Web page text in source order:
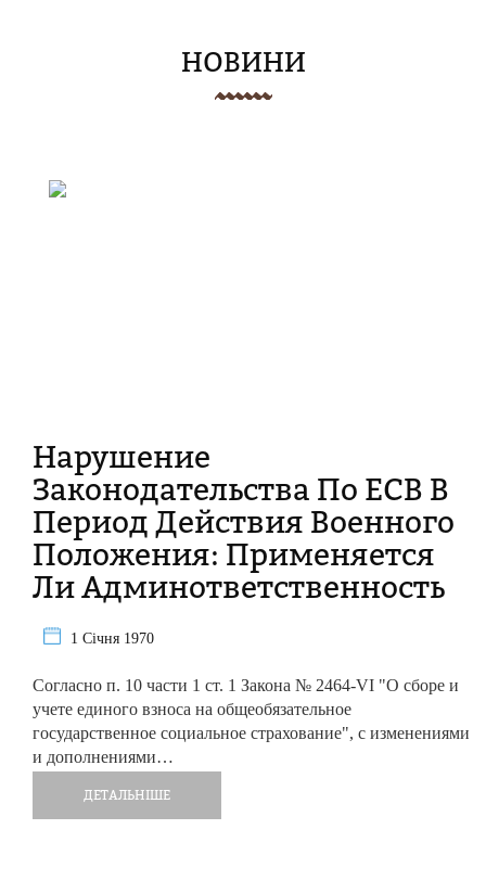
НОВИНИ
Нарушение
Законодательства По ЕСВ В
Период Действия Военного
Положения: Применяется
Ли Админответственность
1 Січня 1970
Согласно п. 10 части 1 ст. 1 Закона № 2464-VI "О сборе и
учете единого взноса на общеобязательное
государственное социальное страхование", с изменениями
и дополнениями…
ДЕТАЛЬНІШЕ